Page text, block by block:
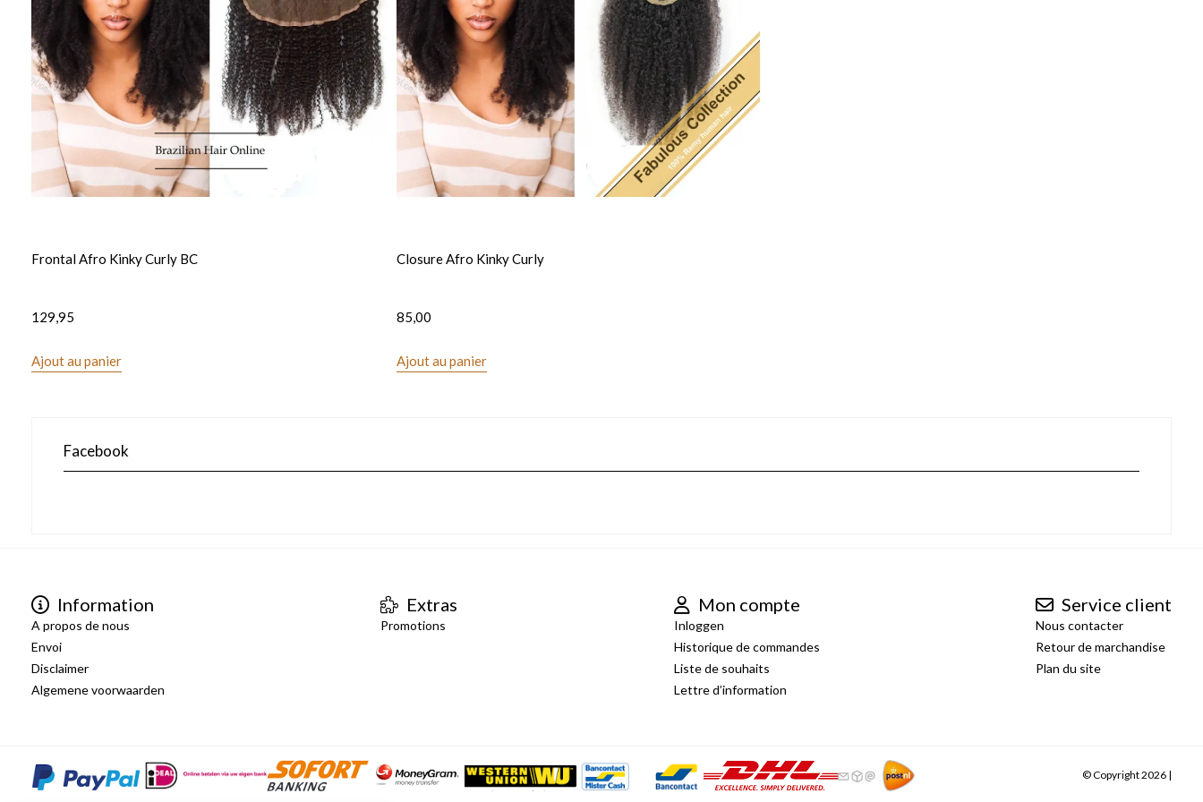
Frontal Afro Kinky Curly BC
129,95
Ajout au panier
Closure Afro Kinky Curly
85,00
Ajout au panier
Facebook
Information
A propos de nous
Envoi
Disclaimer
Algemene voorwaarden
Extras
Promotions
Mon compte
Inloggen
Historique de commandes
Liste de souhaits
Lettre d’information
Service client
Nous contacter
Retour de marchandise
Plan du site
© Copyright 2026 |